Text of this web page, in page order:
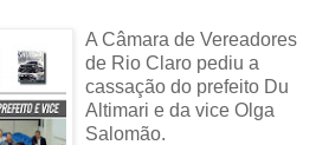
A Câmara de Vereadores
de Rio Claro pediu a
cassação do prefeito Du
Altimari e da vice Olga
Salomão.